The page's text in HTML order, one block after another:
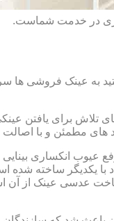
در خدمت شماست.
به عینک فروشی ها
تلاش برای یافتن
های مطمئن و با اصالت
انکساری بینایی
با یکدیگر ساخته شده
و ابندایی ترین ماده ای که